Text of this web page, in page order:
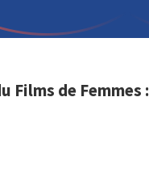
Films de Femmes :